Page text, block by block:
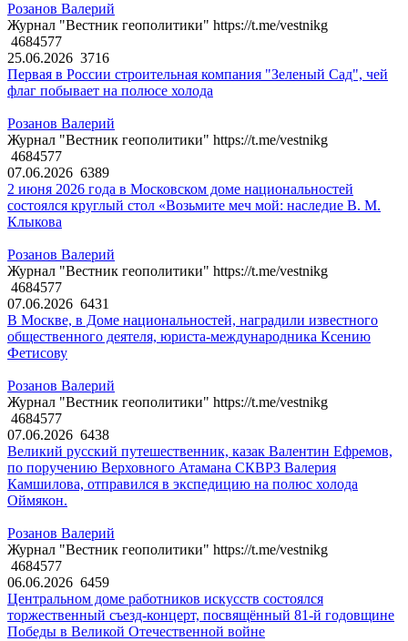
Розанов Валерий
Журнал "Вестник геополитики" https://t.me/vestnikg
4684577
25.06.2026 3716
Первая в России строительная компания "Зеленый Сад", чей
флаг побывает на полюсе холода
Розанов Валерий
Журнал "Вестник геополитики" https://t.me/vestnikg
4684577
07.06.2026 6389
2 июня 2026 года в Московском доме национальностей
состоялся круглый стол «Возьмите меч мой: наследие В. М.
Клыкова
Розанов Валерий
Журнал "Вестник геополитики" https://t.me/vestnikg
4684577
07.06.2026 6431
В Москве, в Доме национальностей, наградили известного
общественного деятеля, юриста-международника Ксению
Фетисову
Розанов Валерий
Журнал "Вестник геополитики" https://t.me/vestnikg
4684577
07.06.2026 6438
Великий русский путешественник, казак Валентин Ефремов,
по поручению Верховного Атамана СКВРЗ Валерия
Камшилова, отправился в экспедицию на полюс холода
Оймякон.
Розанов Валерий
Журнал "Вестник геополитики" https://t.me/vestnikg
4684577
06.06.2026 6459
Центральном доме работников искусств состоялся
торжественный съезд-концерт, посвящённый 81-й годовщине
Победы в Великой Отечественной войне